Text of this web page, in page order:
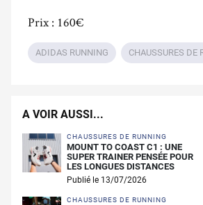
Prix : 160€
ADIDAS RUNNING CHAUSSURES DE
A VOIR AUSSI...
CHAUSSURES DE RUNNING
MOUNT TO COAST C1 : UNE
SUPER TRAINER PENSÉE POUR
LES LONGUES DISTANCES
Publié le 13/07/2026
CHAUSSURES DE RUNNING